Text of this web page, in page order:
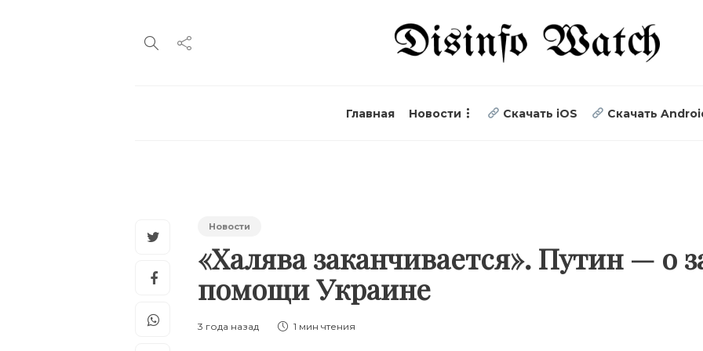
Главная Новости Скачать iOS Скачать
Новости
«Халява заканчивается». Путин — о
помощи Украине
3 года назад 1 мин чтения